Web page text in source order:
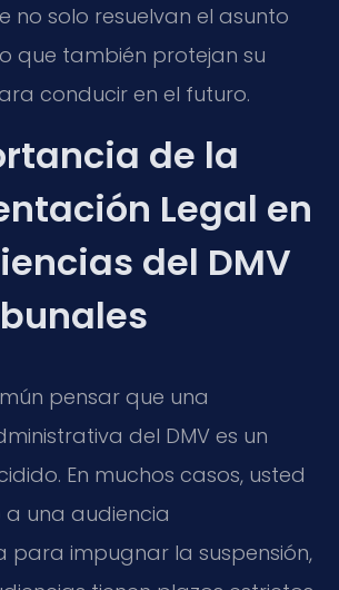
no solo resuelvan el asunto
que también protejan su
conducir en el futuro.
de la
Legal en
del DMV
pensar que una
del DMV es un
En muchos casos, usted
una audiencia
para impugnar la suspensión,